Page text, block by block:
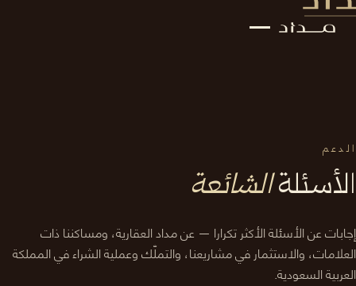
الدعم
الأسئلةالشائعة
إجابات عن الأسئلة الأكثر تكرارا — عن مداد العقارية، ومساكننا ذات
العلامات، والاستثمار في مشاريعنا، والتملّك وعملية الشراء في المملكة
العربية السعودية.